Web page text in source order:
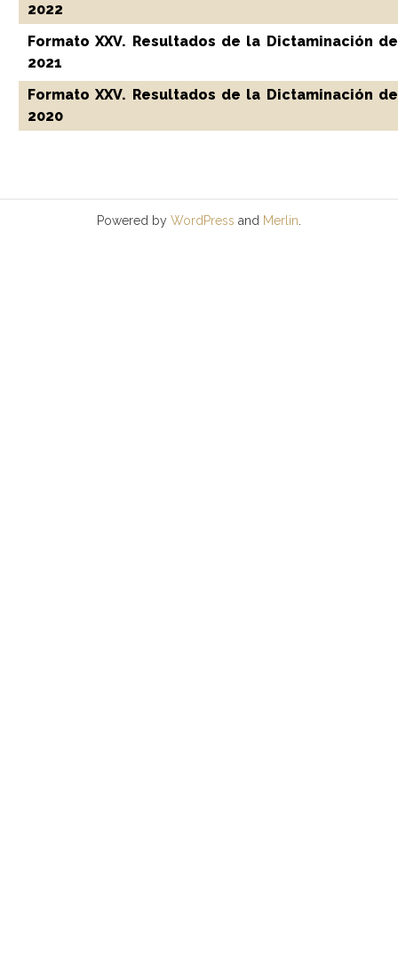
2022
Formato XXV. Resultados de la Dictaminación
2021
Formato XXV. Resultados de la Dictaminación
2020
Powered by WordPress and Merlin